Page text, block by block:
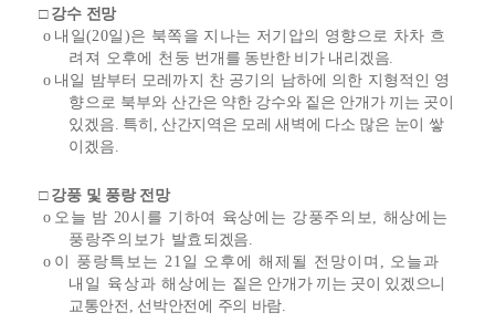
□ 강수 전망
o 내일(20일)은 북쪽을 지나는 저기압의 영향으로 차차 흐
려져 오후에 천둥 번개를 동반한 비가 내리겠음.
o 내일 밤부터 모레까지 찬 공기의 남하에 의한 지형적인 영
향으로 북부와 산간은 약한 강수와 짙은 안개가 끼는 곳이
있겠음. 특히, 산간지역은 모레 새벽에 다소 많은 눈이 쌓
이겠음.
□ 강풍 및 풍랑 전망
o 오늘 밤 20시를 기하여 육상에는 강풍주의보, 해상에는
풍랑주의보가 발효 되겠음.
o 이 풍랑특보는 21일 오후에 해제될 전망이며, 오늘과
내일 육상과 해상에는 짙은 안개가 끼는 곳이 있겠으니
교통안전, 선박안전에 주의 바람.